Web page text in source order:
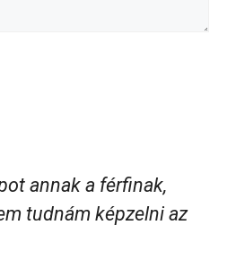
annak a férfinak,
tudnám képzelni az